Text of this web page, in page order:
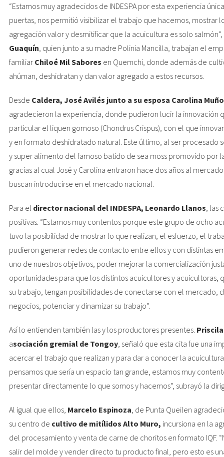
“Estamos muy agradecidos de INDESPA por esta experiencia
puertas, nos permitió visibilizar el trabajo que hacemos, mostrar
agregación valor y desmitificar que la acuicultura es solo
Guaquín , quien junto a su madre Polinia Mancilla, trabajan el
familiar Chiloé Mil Sabores en Quemchi, donde además de
ahúman, deshidratan y dan valor agregado a estos recursos.
Desde Caldera, José Avilés junto a su esposa Carolina
agradecieron la experiencia, donde pudieron lucir la innovación
particular el liquen gomoso (Chondrus Crispus), con el que
y en formato deshidratado natural. Este último, al ser procesado
y super alimento del famoso batido de sea moss promovido por
gracias al cual José y Carolina entraron hace dos años al
buscan introducirse en el mercado nacional.
Para el director nacional del INDESPA, Leonardo Llanos ,
positivas. “Estamos muy contentos porque este grupo de ocho
tuvo la posibilidad de mostrar lo que realizan, el esfuerzo, el
pudieron generar redes de contacto entre ellos y con distintas
uno de nuestros objetivos, poder mejorar la comercialización
oportunidades para que los distintos acuicultores y
su trabajo, tengan posibilidades de conectarse con el mercado,
negocios, potenciar y dinamizar su trabajo”.
Así lo entienden también las y los productores presentes.
asociación gremial de Tongoy, señaló que esta cita fue una
acercar el trabajo que realizan y para dar a conocer la
pensamos que sería un espacio tan grande, estamos muy
presentar directamente lo que somos y hacemos”, subrayó la
Al igual que ellos, Marcelo Espinoza , de Punta Queilen
su centro de cultivo de mitílidos Alto Muro, incursiona en la
del procesamiento y venta de carne de choritos en formato IQF.
salir del molde y vender directo tu producto final, pero esto es